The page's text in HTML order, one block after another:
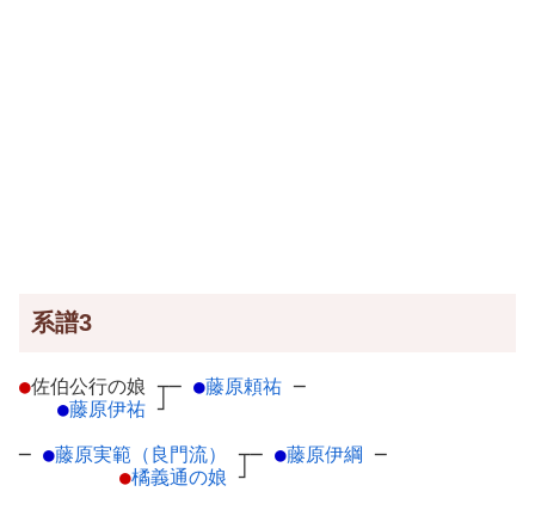
系譜3
●佐伯公行の娘 ┬
●藤原伊祐 ┘
─ ●藤原頼祐 ─
─ ●藤原実範（良門流）
┬
●橘義通の娘 ┘
─ ●藤原伊綱 ─